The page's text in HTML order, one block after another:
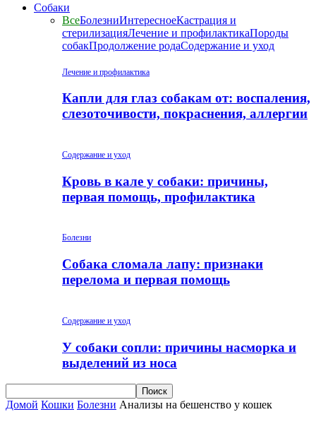
Собаки
ВсеБолезниИнтересноеКастрация и
стерилизацияЛечение и профилактикаПороды
собакПродолжение родаСодержание и уход
Лечение и профилактика
Капли для глаз собакам от: воспаления,
слезоточивости, покраснения, аллергии
Содержание и уход
Кровь в кале у собаки: причины,
первая помощь, профилактика
Болезни
Собака сломала лапу: признаки
перелома и первая помощь
Содержание и уход
У собаки сопли: причины насморка и
выделений из носа
Домой Кошки Болезни Анализы на бешенство у кошек